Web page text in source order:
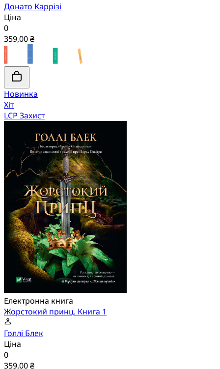
Донато Каррізі
Ціна
0
359,00 ₴
Новинка
Хіт
LCP Захист
Електронна книга
Жорстокий принц. Книга 1
Голлі Блек
Ціна
0
359,00 ₴